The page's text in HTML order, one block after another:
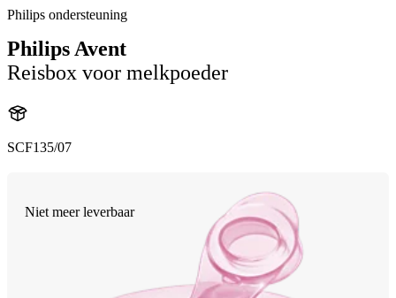
Philips ondersteuning
Philips Avent
Reisbox voor melkpoeder
SCF135/07
Niet meer leverbaar